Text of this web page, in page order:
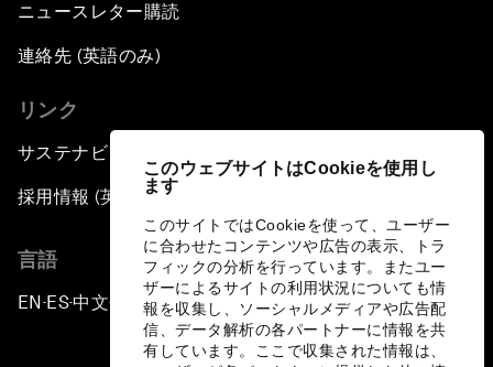
このウェブサイトはCookieを使用し
ます
このサイトではCookieを使って、ユーザー
に合わせたコンテンツや広告の表示、トラ
フィックの分析を行っています。またユー
ザーによるサイトの利用状況についても情
報を収集し、ソーシャルメディアや広告配
信、データ解析の各パートナーに情報を共
有しています。ここで収集された情報は、
ニュースレター購読
連絡先 (英語のみ)
リンク
サステナビリティへの取り組み
採用情報 (英語のみ)
言語
EN ▪ES▪中文▪ 日本語